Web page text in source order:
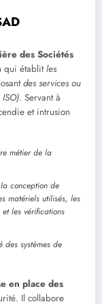
des Sociétés
qui établitles
des services ou
. Servant à
et intrusion
métier de la
conception de
matériels utilisés, les
les vérifications
des systèmes de
en place des
Il collabore